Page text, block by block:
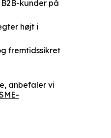
kunder på
højt i
fremtidssikret
anbefaler vi